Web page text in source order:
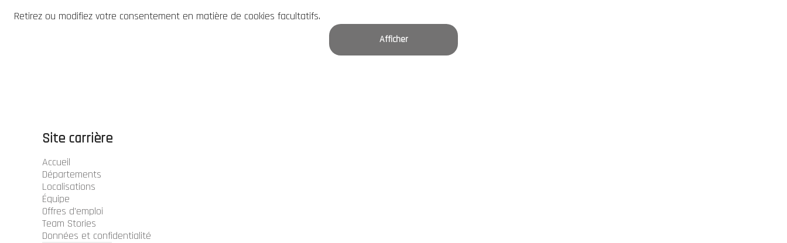
Retirez ou modifiez votre consentement en matière de cookies facultatifs.
Afficher
Site carrière
Accueil
Départements
Localisations
Équipe
Offres d'emploi
Team Stories
Données et confidentialité